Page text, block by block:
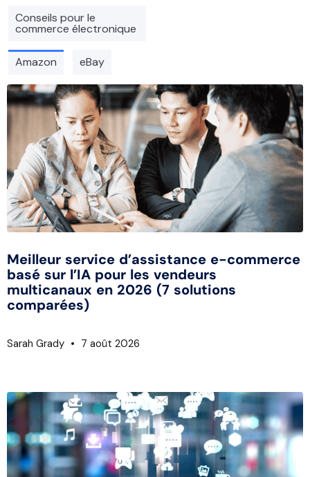
Conseils pour le
commerce électronique
Amazon eBay
Meilleur service d’assistance e-commerce
basé sur l’IA pour les vendeurs
multicanaux en 2026 (7 solutions
comparées)
Sarah Grady 7 août 2026